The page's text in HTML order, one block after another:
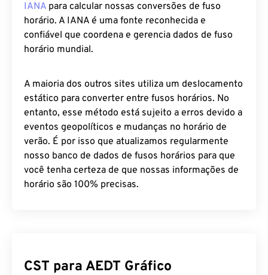
IANA para calcular nossas conversões de fuso
horário. A IANA é uma fonte reconhecida e
confiável que coordena e gerencia dados de fuso
horário mundial.
A maioria dos outros sites utiliza um deslocamento
estático para converter entre fusos horários. No
entanto, esse método está sujeito a erros devido a
eventos geopolíticos e mudanças no horário de
verão. É por isso que atualizamos regularmente
nosso banco de dados de fusos horários para que
você tenha certeza de que nossas informações de
horário são 100% precisas.
CST para AEDT Gráfico